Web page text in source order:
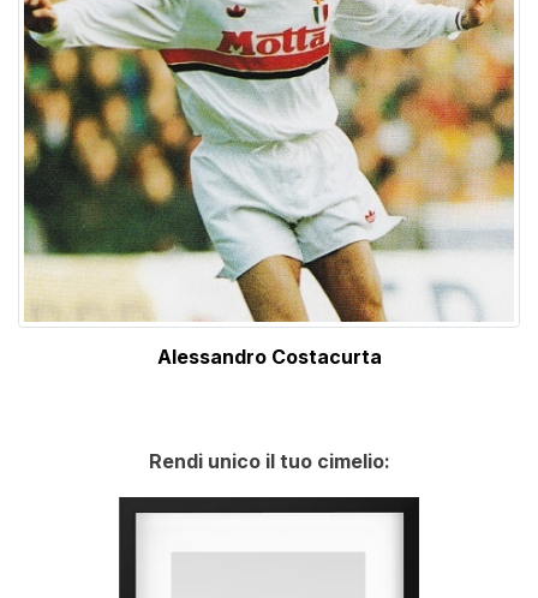
Alessandro Costacurta
Rendi unico il tuo cimelio: